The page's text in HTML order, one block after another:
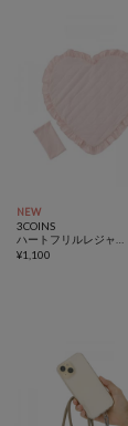
NEW
3COINS
¥1,100